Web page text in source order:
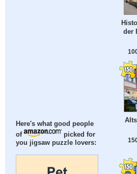
Here's what good people
of
picked for
you jigsaw puzzle lovers:
der